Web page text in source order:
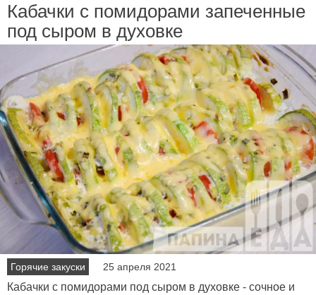
Кабачки с помидорами запеченные
под сыром в духовке
Горячие закуски 25 апреля 2021
Кабачки с помидорами под сыром в духовке - сочное и